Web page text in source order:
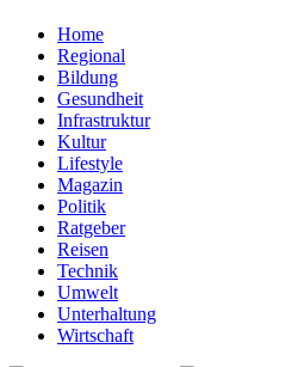
Home
Regional
Bildung
Gesundheit
Infrastruktur
Kultur
Lifestyle
Magazin
Politik
Ratgeber
Reisen
Technik
Umwelt
Unterhaltung
Wirtschaft